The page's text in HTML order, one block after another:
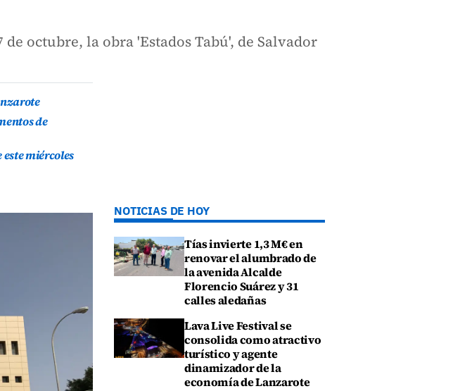
octubre, la obra 'Estados Tabú', de Salvador
de
miércoles
NOTICIAS DE HOY
Tías invierte 1,3 M€ en
renovar el alumbrado de
la avenida Alcalde
Florencio Suárez y 31
calles aledañas
Lava Live Festival se
consolida como atractivo
turístico y agente
dinamizador de la
economía de Lanzarote